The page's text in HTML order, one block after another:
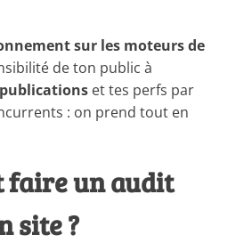
sur les moteurs de
de ton public à
publications et tes perfs par
: on prend tout en
faire un audit
site ?